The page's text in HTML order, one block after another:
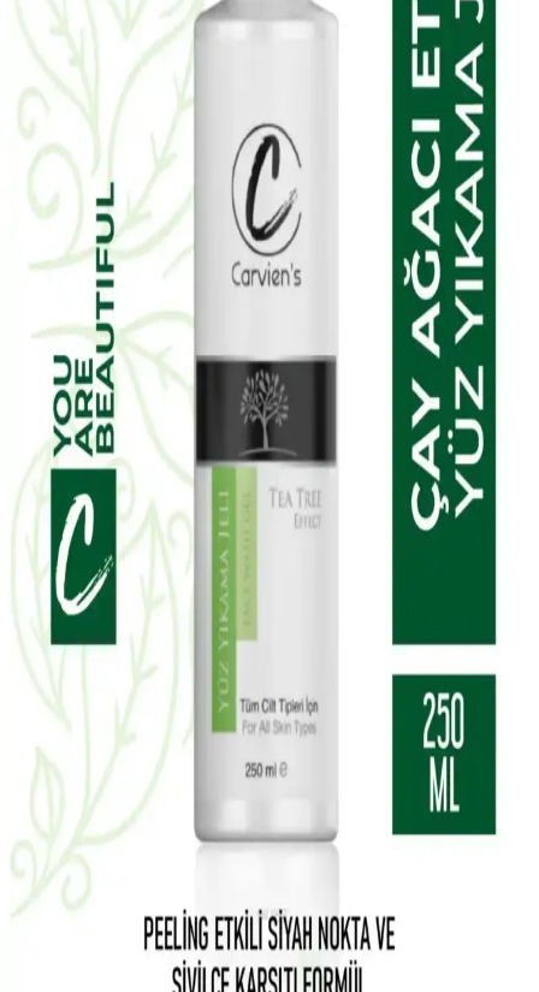
NIVEA Expert Filler Yoğun Yaşlanma Karşıtı
Gündüz Bakım Kremi İncelemesi ve Kullanım
Yöntemleri
NIVEA Expert Filler Yoğun Yaşlanma Karşıtı Gündüz Bakım
Kremi, hyaluronik asit ve SPF 30 ile cildi nemlendirir, yaşlanma
belirtilerine karşı korur ve pürüzsüzleştirir, hassas ciltler için uygun
ve parfümsüzdür.
EDLIKE Saf Yağlardan Yapılan El Yapımı Adaçayı
Sabunu Doğal ve Etkili Cilt Bakımı İçin Uygun Bir
EDLIKE'in saf yağlar ve el yapımı adaçayı ile zenginleştirilmiş
sabunu, cildi nazikçe temizler, nemlendirir ve ferahlatır. Hassas
ciltlere uygun, doğal içerikli ve uzun süre kullanılabilen bu ürün, cilt
sağlığını destekler.
W-Lab Kozmetik Madeleb Krem ve Selin Beauty
CC Krem Seti: Günlük Cilt Bakımı İçin Çok Yönlü
Çözüm
Madeleb Krem ve CC krem seti, cilt tipine uygun, doğal içerikli ve
vegan formülüyle günlük bakımda pratik ve etkili çözümler sunar.
Yves Rocher Tropikal Hindistan Cevizi Vücut
Losyonu Doğal Nemlendirici ve Besleyici Özellikler
Yves Rocher'in tropikal hindistan cevizi içeren vegan vücut losyonu,
tüm cilt tipleri için uygun, doğal içeriklerle formüle edilmiştir. Hafif
yapısı ve kalıcı kokusuyla cildi nemlendirir ve besler.
La Roche-Posay Lipikar Syndet AP+ Hassas ve
Kuru Ciltler İçin Temizlik Jeli Ürün Özellikleri
La Roche-Posay Lipikar Syndet AP+ arındırıcı vücut yıkama jeli,
hassas ve kuru ciltlere uygun, yatıştırıcı ve nemlendirici etkileriyle
günlük kullanımda cilt sağlığını koruyan etkili bir temizlik ürünüdür.
Carvien's Çay Ağacı Yağlı Yüz Yıkama Jeli: Doğal
ve Etkili Temizlik Ürünü Özellikleri ve Kullanımı